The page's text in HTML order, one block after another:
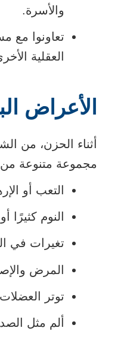
والأسرة.
تعاونوا مع
العقلية
الأعراض
أثناء الحزن، من
مجموعة متنوعة من
التعب أو
النوم كثيرًا
تغيرات في
المرض
توتر العضلات
ألم مثل